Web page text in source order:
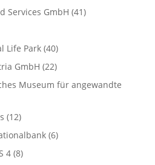
Services GmbH (41)
Life Park(40)
GmbH (22)
Museum für angewandte
(12)
(6)
4(8)